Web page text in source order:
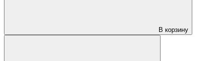
В корзину